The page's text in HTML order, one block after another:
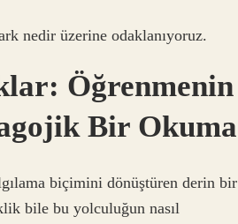
nedir üzerine odaklanıyoruz.
Öğrenmenin
Bir Okuma
biçimini dönüştüren derin bir
bile bu yolculuğun nasıl